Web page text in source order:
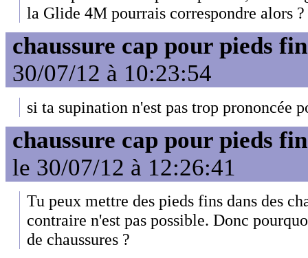
la Glide 4M pourrais correspondre alors ?
chaussure cap pour pieds
30/07/12 à 10:23:54
si ta supination n'est pas trop prononcée
chaussure cap pour pieds
le 30/07/12 à 12:26:41
Tu peux mettre des pieds fins dans des
contraire n'est pas possible. Donc
de chaussures ?